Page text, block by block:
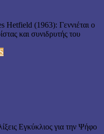
Hetfield (1963): Γεννιέται ο
και συνιδρυτής του
Εγκύκλιος για την Ψήφο